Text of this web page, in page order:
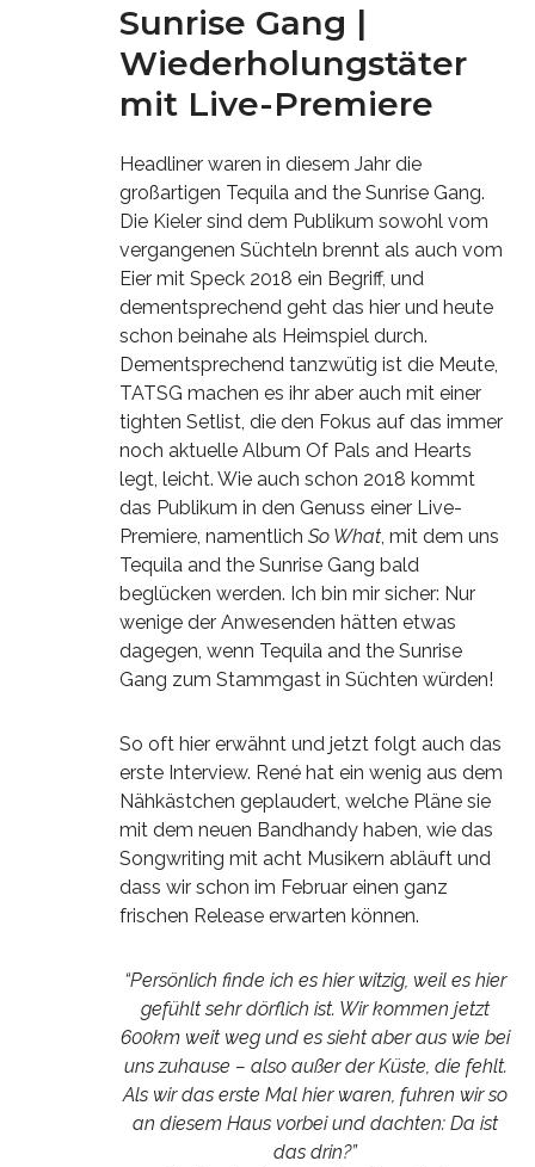
Sunrise Gang |
Wiederholungstäter
mit Live-Premiere
Headliner waren in diesem Jahr die
großartigen Tequila and the Sunrise Gang.
Die Kieler sind dem Publikum sowohl vom
vergangenen Süchteln brennt als auch vom
Eier mit Speck 2018 ein Begriff, und
dementsprechend geht das hier und heute
schon beinahe als Heimspiel durch.
Dementsprechend tanzwütig ist die Meute,
TATSG machen es ihr aber auch mit einer
tighten Setlist, die den Fokus auf das immer
noch aktuelle Album Of Pals and Hearts
legt, leicht. Wie auch schon 2018 kommt
das Publikum in den Genuss einer Live-
Premiere, namentlich So What, mit dem uns
Tequila and the Sunrise Gang bald
beglücken werden. Ich bin mir sicher: Nur
wenige der Anwesenden hätten etwas
dagegen, wenn Tequila and the Sunrise
Gang zum Stammgast in Süchten würden!
So oft hier erwähnt und jetzt folgt auch das
erste Interview. René hat ein wenig aus dem
Nähkästchen geplaudert, welche Pläne sie
mit dem neuen Bandhandy haben, wie das
Songwriting mit acht Musikern abläuft und
dass wir schon im Februar einen ganz
frischen Release erwarten können.
“Persönlich finde ich es hier witzig, weil es hier
gefühlt sehr dörflich ist. Wir kommen jetzt
600km weit weg und es sieht aber aus wie bei
uns zuhause – also außer der Küste, die fehlt.
Als wir das erste Mal hier waren, fuhren wir so
an diesem Haus vorbei und dachten: Da ist
das drin?”